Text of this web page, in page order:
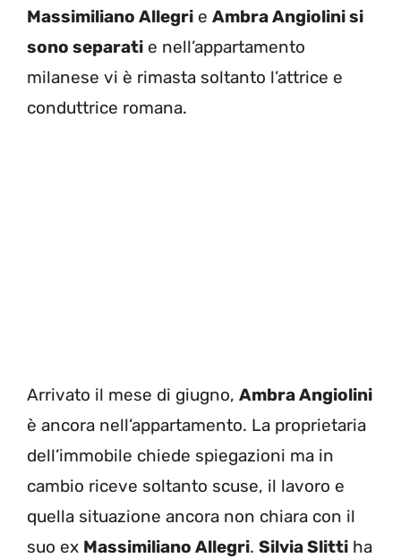
Massimiliano Allegri e Ambra Angiolini si
sono separati e nell’appartamento
milanese vi è rimasta soltanto l’attrice e
conduttrice romana.
Arrivato il mese di giugno, Ambra Angiolini
è ancora nell’appartamento. La proprietaria
dell’immobile chiede spiegazioni ma in
cambio riceve soltanto scuse, il lavoro e
quella situazione ancora non chiara con il
suo ex Massimiliano Allegri. Silvia Slitti ha